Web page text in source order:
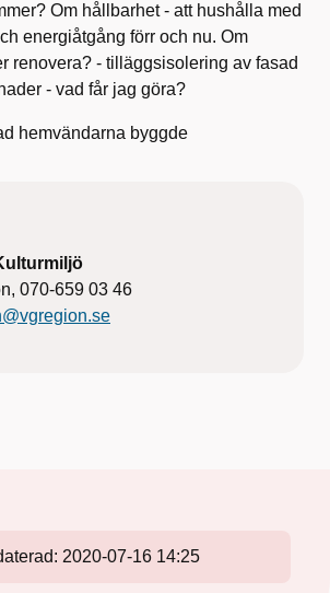
Om hållbarhet - att hushålla med
energiåtgång förr och nu. Om
renovera? - tilläggsisolering av fasad
- vad får jag göra?
hemvändarna byggde
070-659 03 46
2020-07-16 14:25